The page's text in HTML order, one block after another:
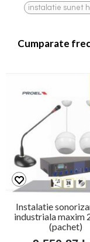
instalatie sunet
Cumparate
Instalatie
industriala maxim
(pachet)